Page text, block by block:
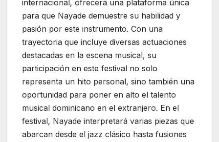
internacional, ofrecerá una plataforma única
para que Nayade demuestre su habilidad y
pasión por este instrumento. Con una
trayectoria que incluye diversas actuaciones
destacadas en la escena musical, su
participación en este festival no solo
representa un hito personal, sino también una
oportunidad para poner en alto el talento
musical dominicano en el extranjero. En el
festival, Nayade interpretará varias piezas que
abarcan desde el jazz clásico hasta fusiones